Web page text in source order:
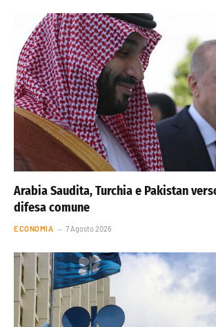
Arabia Saudita, Turchia e Pakistan
difesa comune
ECONOMIA 7 Agosto 2026